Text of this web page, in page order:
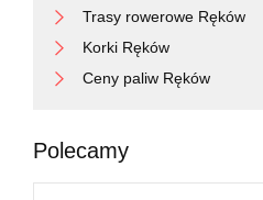
Trasy rowerowe Ręków
Korki Ręków
Ceny paliw Ręków
Polecamy